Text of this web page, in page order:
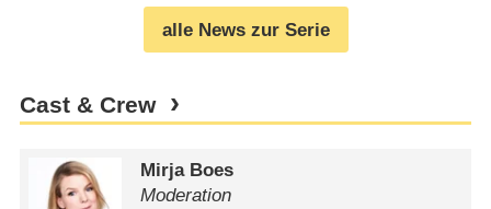
alle News zur Serie
Cast & Crew
Mirja Boes
Moderation